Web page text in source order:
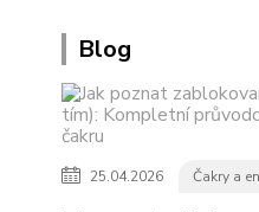
Blog
25.04.2026 Čakry a